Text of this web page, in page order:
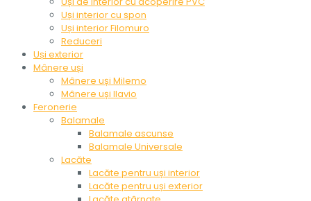
Uși interior cu șpon
Uși interior Filomuro
Reduceri
Uși exterior
Mânere uși
Mânere uși Milemo
Mânere uși Ilavio
Feronerie
Balamale
Balamale ascunse
Balamale Universale
Lacăte
Lacăte pentru uși interior
Lacăte pentru uși exterior